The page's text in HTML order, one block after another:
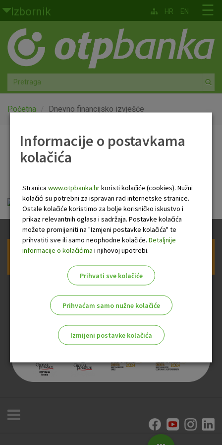
Skoči na glavni sadržaj
Izbornik
Građani
Privatno bankarstvo
Agro
Mala poduzeća i obrtnici
Globalna tržišta
O nama
☰
HR EN
Početna Dnevno financijsko izvješće
Dnevno financijsko
Dnevno financijsko izvješće.pdf
Prijava na newsletter OTP banke
Informacije o postavkama
kolačića
Stranica www.otpbanka.hrkoristi kolačiće (cookies). Nužni
kolačići su potrebni za ispravan rad internetske stranice.
Ostale kolačiće koristimo za bolje korisničko iskustvo i
prikaz relevantnih oglasa i sadržaja. Postavke kolačića
možete promijeniti na "Izmjeni postavke kolačića" te
prihvatiti sve ili samo neophodne kolačiće. Detaljnije
informacije o kolačićima i njihovoj upotrebi.
Prihvati sve kolačiće
Prihvaćam samo nužne kolačiće
Izmijeni postavke kolačića
Nužni kolačići